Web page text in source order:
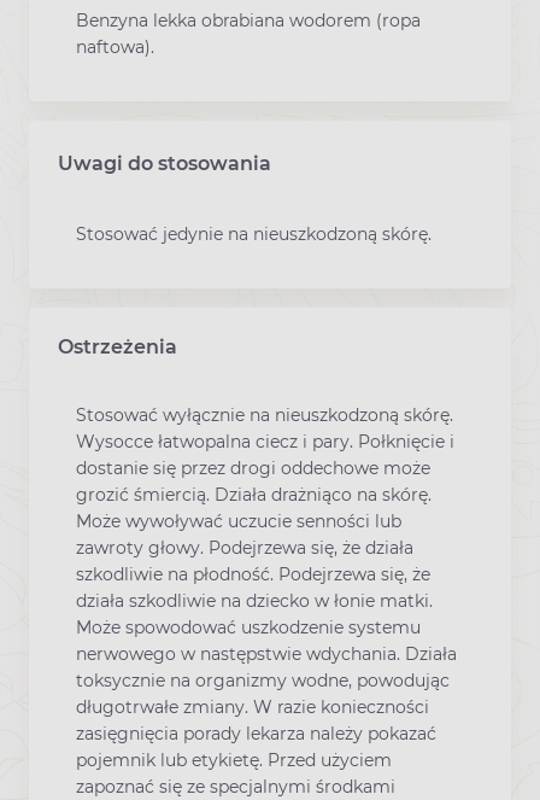
Benzyna lekka obrabiana wodorem (ropa
naftowa).
Uwagi do stosowania
Stosować jedynie na nieuszkodzoną skórę.
Ostrzeżenia
Stosować wyłącznie na nieuszkodzoną skórę.
Wysocce łatwopalna ciecz i pary. Połknięcie i
dostanie się przez drogi oddechowe może
grozić śmiercią. Działa drażniąco na skórę.
Może wywoływać uczucie senności lub
zawroty głowy. Podejrzewa się, że działa
szkodliwie na płodność. Podejrzewa się, że
działa szkodliwie na dziecko w łonie matki.
Może spowodować uszkodzenie systemu
nerwowego w następstwie wdychania. Działa
toksycznie na organizmy wodne, powodując
długotrwałe zmiany. W razie konieczności
zasięgnięcia porady lekarza należy pokazać
pojemnik lub etykietę. Przed użyciem
zapoznać się ze specjalnymi środkami